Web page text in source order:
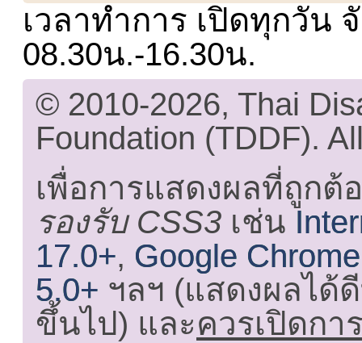
เวลาทำการ เปิดทุกวัน
08.30น.-16.30น.
© 2010-2026, Thai
Foundation (TDDF).
เพื่อการแสดงผลที่ถูกต้
รองรับ CSS3 เช่น
17.0+, Google
5.0+ ฯลฯ (แสดงผลได้
ขึ้นไป) และควรเปิดกา